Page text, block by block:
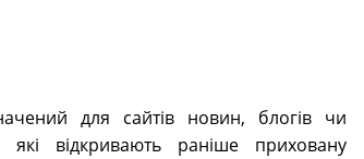
для сайтів новин, блогів чи
які відкривають раніше приховану